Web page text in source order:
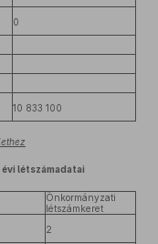
0
10 833 100
létszámadatai
Önkormányzati
létszámkeret
2